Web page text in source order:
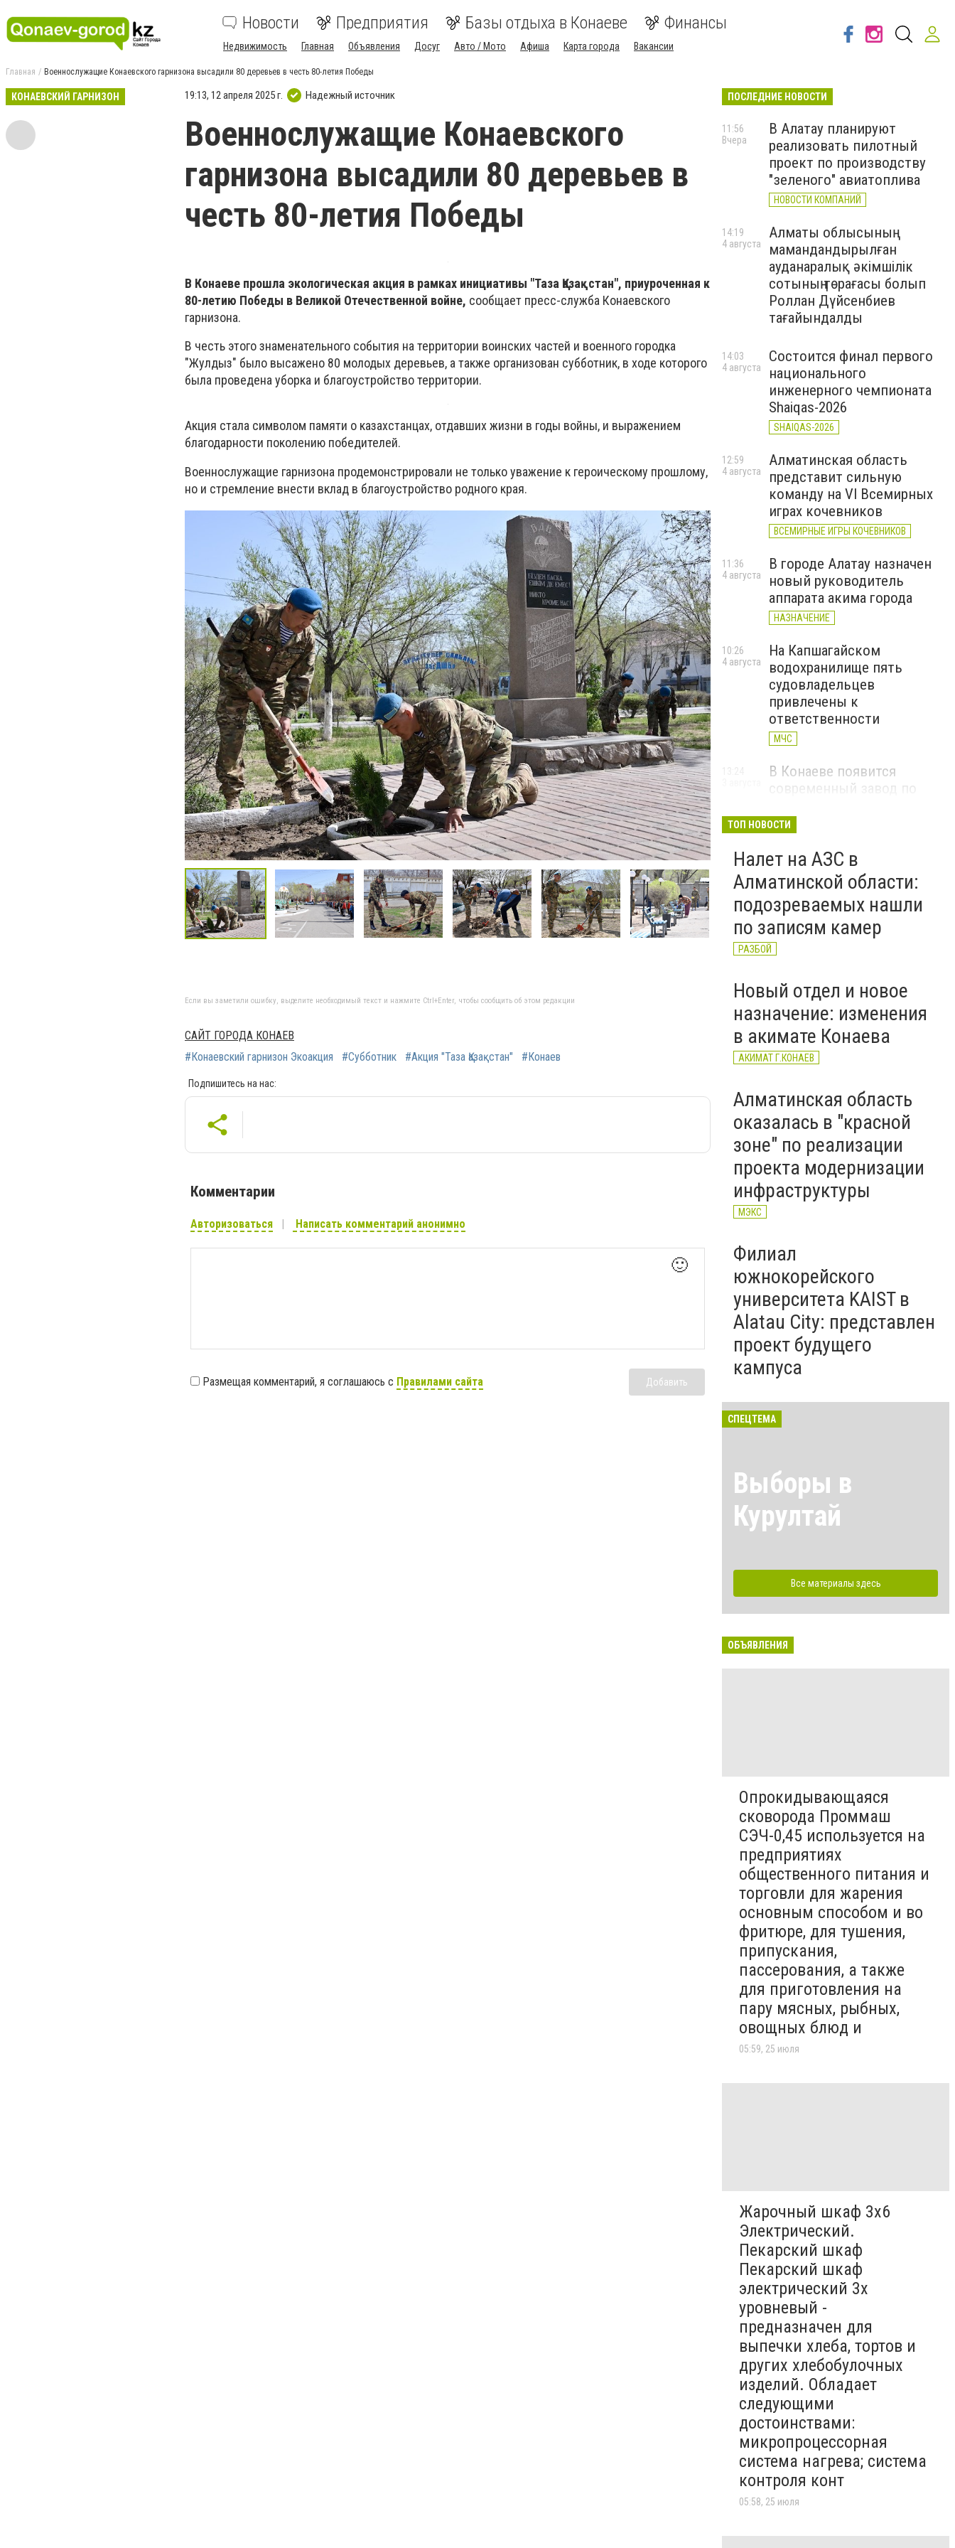
Новости Предприятия Базы отдыха в Конаеве Финансы
Недвижимость Главная Объявления Досуг Авто / Мото Афиша Карта города Вакансии
Главная Военнослужащие Конаевского гарнизона высадили 80 деревьев в честь 80-летия Победы
КОНАЕВСКИЙ ГАРНИЗОН 19:13, 12 апреля 2025 г. Надежный источник
Военнослужащие Конаевского
гарнизона высадили 80 деревьев в
честь 80-летия Победы
В Конаеве прошла экологическая акция в рамках инициативы "Таза Қазақстан", приуроченная к
80-летию Победы в Великой Отечественной войне, сообщает пресс-служба Конаевского
гарнизона.
В честь этого знаменательного события на территории воинских частей и военного городка
"Жулдыз" было высажено 80 молодых деревьев, а также организован субботник, в ходе которого
была проведена уборка и благоустройство территории.
Акция стала символом памяти о казахстанцах, отдавших жизни в годы войны, и выражением
благодарности поколению победителей.
Военнослужащие гарнизона продемонстрировали не только уважение к героическому прошлому,
но и стремление внести вклад в благоустройство родного края.
Если вы заметили ошибку, выделите необходимый текст и нажмите Ctrl+Enter, чтобы сообщить об этом редакции
САЙТ ГОРОДА КОНАЕВ
#Конаевский гарнизон Экоакция
#Субботник #Акция "Таза Қазақстан" #Конаев
Подпишитесь на нас:
Комментарии
Авторизоваться Написать комментарий анонимно
🙂
Размещая комментарий, я соглашаюсь с Правилами сайта Добавить
ПОСЛЕДНИЕ НОВОСТИ
В Алатау планируют
реализовать пилотный
проект по производству
"зеленого" авиатоплива
НОВОСТИ КОМПАНИЙ
11:56
Вчера
Алматы облысының
мамандандырылған
ауданаралық әкімшілік
сотының төрағасы болып
Роллан Дүйсенбиев
тағайындалды
14:19
4 августа
Состоится финал первого
национального
инженерного чемпионата
Shaiqas-2026
SHAIQAS-2026
14:03
4 августа
Алматинская область
представит сильную
команду на VI Всемирных
играх кочевников
ВСЕМИРНЫЕ ИГРЫ КОЧЕВНИКОВ
12:59
4 августа
В городе Алатау назначен
новый руководитель
аппарата акима города
НАЗНАЧЕНИЕ
11:36
4 августа
На Капшагайском
водохранилище пять
судовладельцев
привлечены к
ответственности
МЧС
10:26
4 августа
В Конаеве появится
современный завод по
бытовых отходов
В Алматинской области
руководитель двух
стоматологических клиник
осужден за хищение
средств ОСМС
11:26
3 августа
ТОП НОВОСТИ
Налет на АЗС в
Алматинской области:
подозреваемых нашли
по записям камер
РАЗБОЙ
Новый отдел и новое
назначение: изменения
в акимате Конаева
АКИМАТ Г.КОНАЕВ
Алматинская область
оказалась в "красной
зоне" по реализации
проекта модернизации
инфраструктуры
МЭКС
Филиал
южнокорейского
университета KAIST в
Alatau City: представлен
проект будущего
кампуса
СПЕЦТЕМА
Выборы в
Курултай
Все материалы здесь
ОБЪЯВЛЕНИЯ
Опрокидывающаяся
сковорода Проммаш
СЭЧ-0,45 используется на
предприятиях
общественного питания и
торговли для жарения
основным способом и во
фритюре, для тушения,
припускания,
пассерования, а также
для приготовления на
пару мясных, рыбных,
овощных блюд и
05:59, 25 июля
Жарочный шкаф 3х6
Электрический.
Пекарский шкаф
Пекарский шкаф
электрический 3х
уровневый -
предназначен для
выпечки хлеба, тортов и
других хлебобулочных
изделий. Обладает
следующими
достоинствами:
микропроцессорная
система нагрева; система
контроля конт
05:58, 25 июля